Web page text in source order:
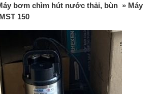
bơm chìm hút nước thải, bùn » Máy
150